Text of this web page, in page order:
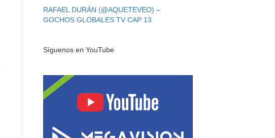
RAFAEL DURÁN (@AQUETEVEO) –
GOCHOS GLOBALES TV CAP 13
Síguenos en YouTube